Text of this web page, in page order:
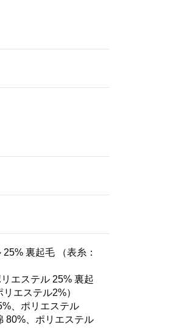
裏起毛 （表糸：
エステル 25% 裏起
エステル2%）
、ポリエステル
80%、ポリエステル